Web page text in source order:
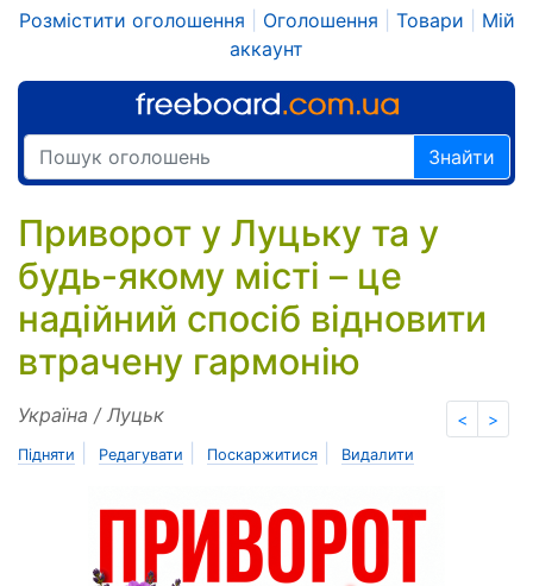
Розмістити оголошення Оголошення Товари
Мій
аккаунт
Знайти
Приворот у Луцьку та у
будь-якому місті – це
надійний спосіб відновити
втрачену гармонію
< >
Україна / Луцьк
Підняти Редагувати Поскаржитися Видалити